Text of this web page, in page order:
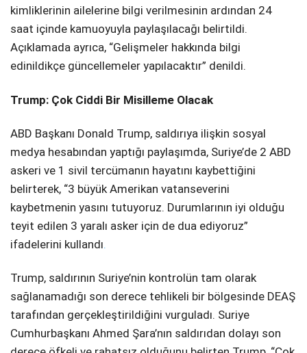
kimliklerinin ailelerine bilgi verilmesinin ardından 24
saat içinde kamuoyuyla paylaşılacağı belirtildi.
Açıklamada ayrıca, “Gelişmeler hakkında bilgi
edinildikçe güncellemeler yapılacaktır” denildi.
Trump: Çok Ciddi Bir Misilleme Olacak
ABD Başkanı Donald Trump, saldırıya ilişkin sosyal
medya hesabından yaptığı paylaşımda, Suriye’de 2 ABD
askeri ve 1 sivil tercümanın hayatını kaybettiğini
belirterek, “3 büyük Amerikan vatanseverini
kaybetmenin yasını tutuyoruz. Durumlarının iyi olduğu
teyit edilen 3 yaralı asker için de dua ediyoruz”
ifadelerini kullandı.
Trump, saldırının Suriye’nin kontrolün tam olarak
sağlanamadığı son derece tehlikeli bir bölgesinde DEAŞ
tarafından gerçekleştirildiğini vurguladı. Suriye
Cumhurbaşkanı Ahmed Şara’nın saldırıdan dolayı son